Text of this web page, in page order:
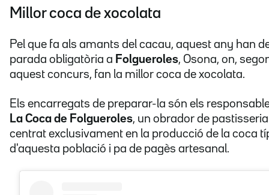
Millor coca de xocolata
Pel que fa als amants del cacau, aquest any han
parada obligatòria a Folgueroles, Osona, on,
aquest concurs, fan la millor coca de xocolata.
Els encarregats de preparar-la són els
La Coca de Folgueroles, un obrador de
centrat exclusivament en la producció de la coca
d'aquesta població i pa de pagès artesanal.